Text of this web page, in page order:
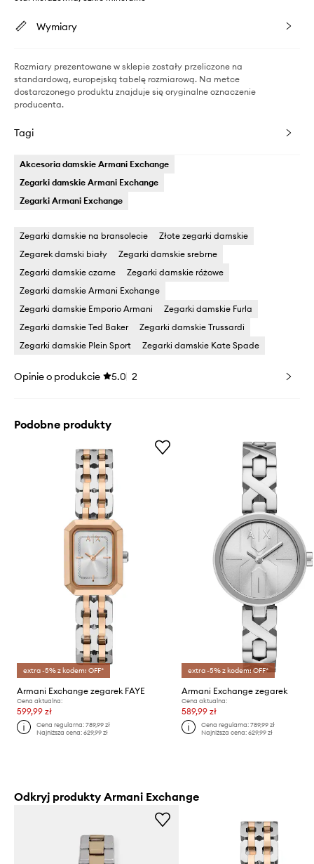
Wymiary
Rozmiary prezentowane w sklepie zostały przeliczone na
standardową, europejską tabelę rozmiarową. Na metce
dostarczonego produktu znajduje się oryginalne oznaczenie
producenta.
Tagi
Akcesoria damskie Armani Exchange
Zegarki damskie Armani Exchange
Zegarki Armani Exchange
Zegarki damskie na bransolecie
Złote zegarki damskie
Zegarek damski biały
Zegarki damskie srebrne
Zegarki damskie czarne
Zegarki damskie różowe
Zegarki damskie Armani Exchange
Zegarki damskie Emporio Armani
Zegarki damskie Furla
Zegarki damskie Ted Baker
Zegarki damskie Trussardi
Zegarki damskie Plein Sport
Zegarki damskie Kate Spade
Opinie o produkcie 5.0 2
Podobne produkty
extra -5% z kodem: OFF*
Armani Exchange zegarek FAYE
Cena aktualna:
599,99 zł
Cena regularna:789,99 zł
Najniższa cena:629,99 zł
extra -5% z kodem: OFF*
Armani Exchange zegarek
Cena aktualna:
589,99 zł
Cena regularna: 789,99 zł
Najniższa cena: 629,99 zł
Odkryj produkty Armani Exchange